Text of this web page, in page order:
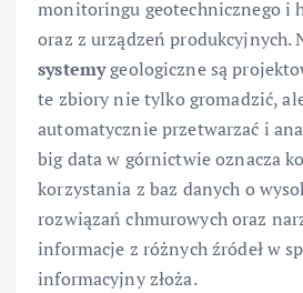
monitoringu geotechnicznego i
oraz z urządzeń produkcyjnych.
systemygeologiczne są
te zbiory nie tylko gromadzić,
automatycznie przetwarzać i
big data w górnictwie oznacza
korzystania z baz danych o
rozwiązań chmurowych oraz
informacje z różnych źródeł w
informacyjny złoża.